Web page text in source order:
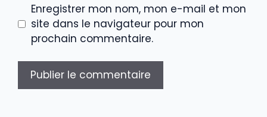
Enregistrer mon nom, mon e-mail et mon
site dans le navigateur pour mon
prochain commentaire.